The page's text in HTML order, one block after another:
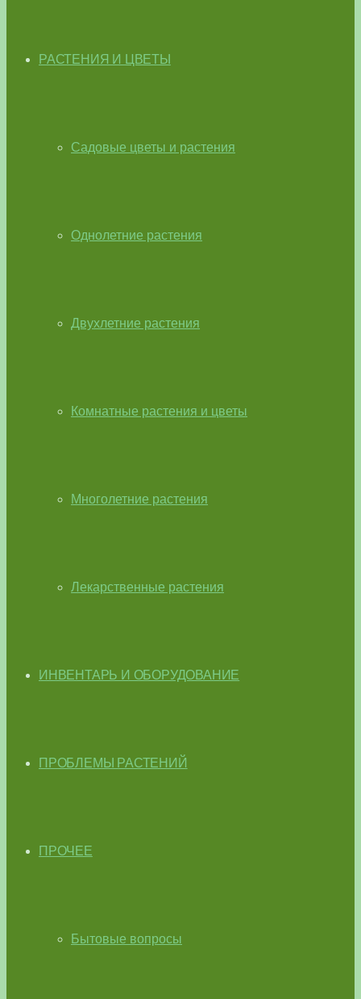
РАСТЕНИЯ И ЦВЕТЫ
Садовые цветы и растения
Однолетние растения
Двухлетние растения
Комнатные растения и цветы
Многолетние растения
Лекарственные растения
ИНВЕНТАРЬ И ОБОРУДОВАНИЕ
ПРОБЛЕМЫ РАСТЕНИЙ
ПРОЧЕЕ
Бытовые вопросы